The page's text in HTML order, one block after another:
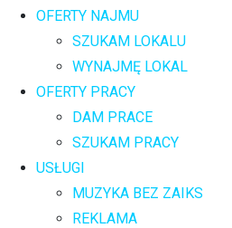
OFERTY NAJMU
SZUKAM LOKALU
WYNAJMĘ LOKAL
OFERTY PRACY
DAM PRACE
SZUKAM PRACY
USŁUGI
MUZYKA BEZ ZAIKS
REKLAMA